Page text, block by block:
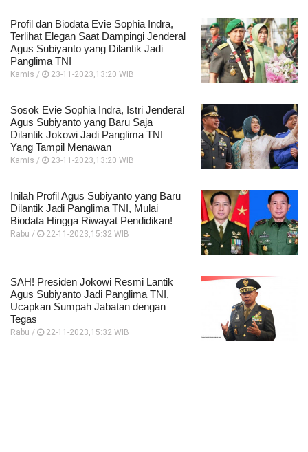
Profil dan Biodata Evie Sophia Indra,
Terlihat Elegan Saat Dampingi Jenderal
Agus Subiyanto yang Dilantik Jadi
Panglima TNI
Kamis / 23-11-2023,13:20 WIB
Sosok Evie Sophia Indra, Istri Jenderal
Agus Subiyanto yang Baru Saja
Dilantik Jokowi Jadi Panglima TNI
Yang Tampil Menawan
Kamis / 23-11-2023,13:20 WIB
Inilah Profil Agus Subiyanto yang Baru
Dilantik Jadi Panglima TNI, Mulai
Biodata Hingga Riwayat Pendidikan!
Rabu / 22-11-2023,15:32 WIB
SAH! Presiden Jokowi Resmi Lantik
Agus Subiyanto Jadi Panglima TNI,
Ucapkan Sumpah Jabatan dengan
Tegas
Rabu / 22-11-2023,15:32 WIB